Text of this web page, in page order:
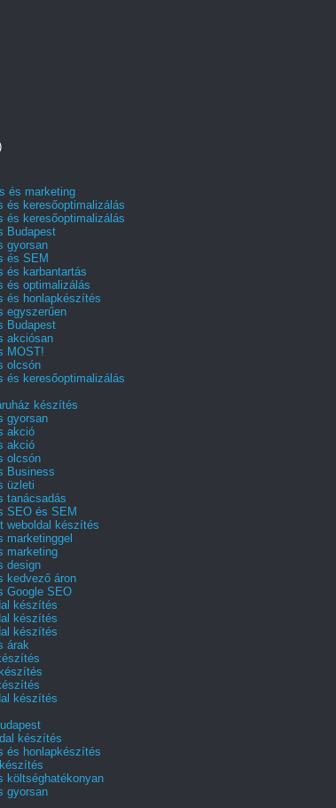
és marketing
és keresőoptimalizálás
és keresőoptimalizálás
Budapest
gyorsan
és SEM
és karbantartás
és optimalizálás
és honlapkészítés
egyszerűen
Budapest
akciósan
MOST!
olcsón
és keresőoptimalizálás
készítés
gyorsan
akció
akció
olcsón
Business
üzleti
tanácsadás
SEO és SEM
weboldal készítés
marketinggel
marketing
design
kedvező áron
Google SEO
készítés
készítés
készítés
árak
készítés
készítés
és honlapkészítés
költséghatékonyan
gyorsan